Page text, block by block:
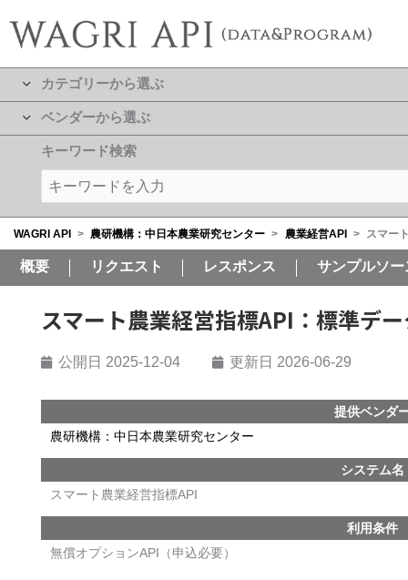
カテゴリーから選ぶ
ベンダーから選ぶ
キーワード検索
WAGRI API > 農研機構：中日本農業研究センター > 農業経営API > スマー
概要 リクエスト レスポンス サンプルソ
スマート農業経営指標API：標準デ
公開日 2025-12-04 更新日 2026-06-29
提供ベンダ
農研機構：中日本農業研究センター
システム名
スマート農業経営指標API
利用条件
無償オプションAPI（申込必要）